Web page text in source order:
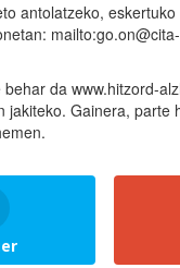
antolatzeko,
da www.hitzord-
Gainera,